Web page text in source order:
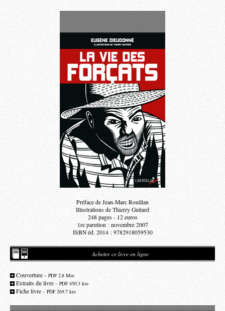
Préface de Jean-Marc Rouillan
Illustrations de Thierry Guitard
248 pages - 12 euros
1re parution : novembre 2007
ISBN éd. 2014 : 9782918059530
Acheter ce livre en ligne
Couverture – PDF 2.8 Mio
Extraits du livre – PDF 450.3 kio
Fiche livre – PDF 269.7 kio